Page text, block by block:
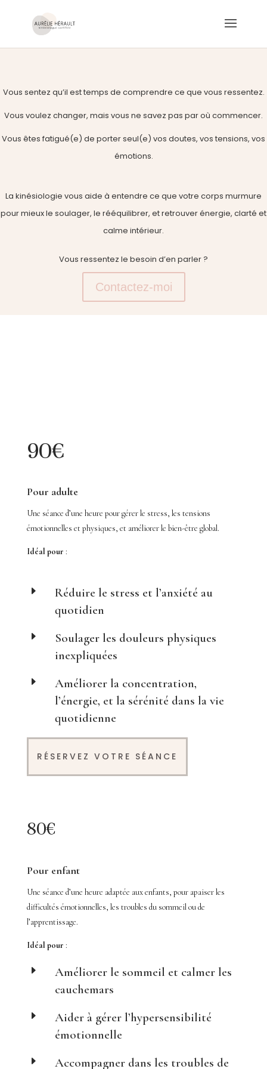
Vous sentez qu’il est temps de comprendre ce que vous ressentez.
Vous voulez changer, mais vous ne savez pas par où commencer.
Vous êtes fatigué(e) de porter seul(e) vos doutes, vos tensions, vos
émotions.
La kinésiologie vous aide à entendre ce que votre corps murmure
pour mieux le soulager, le rééquilibrer, et retrouver énergie, clarté et
calme intérieur.
Vous ressentez le besoin d’en parler ?
Contactez-moi
90€
Pour adulte
Une séance d’une heure pour gérer le stress, les tensions
émotionnelles et physiques, et améliorer le bien-être global.
Idéal pour :
E
Réduire le stress et l’anxiété au
quotidien
E
Soulager les douleurs physiques
inexpliquées
E
Améliorer la concentration,
l’énergie, et la sérénité dans la vie
quotidienne
RÉSERVEZ VOTRE SÉANCE
80€
Pour enfant
Une séance d’une heure adaptée aux enfants, pour apaiser les
difficultés émotionnelles, les troubles du sommeil ou de
l’apprentissage.
Idéal pour :
E
Améliorer le sommeil et calmer les
cauchemars
E
Aider à gérer l’hypersensibilité
émotionnelle
E Accompagner dans les troubles de